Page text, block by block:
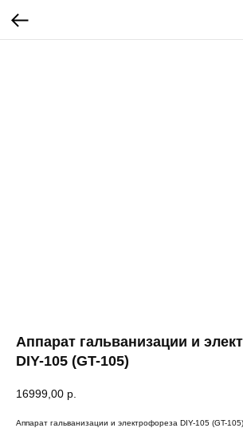
Аппарат гальванизации и
DIY-105 (GT-105)
16999,00 р.
Аппарат гальванизации и электрофореза DIY-105 (GT-